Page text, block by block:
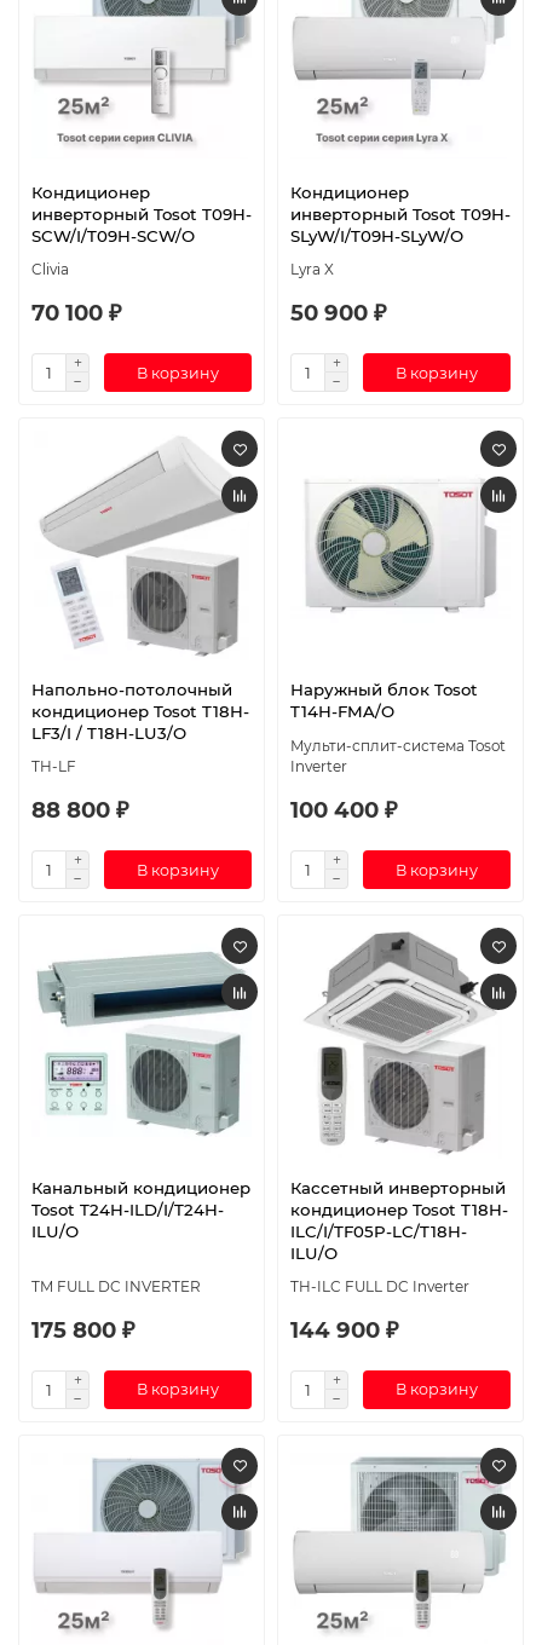
Кондиционер
инверторный Tosot T09H-
SCW/I/T09H-SCW/O
Clivia
70 100 ₽
В корзину
Кондиционер
инверторный Tosot T09H-
SLyW/I/T09H-SLyW/O
Lyra X
50 900 ₽
В корзину
Напольно-потолочный
кондиционер Tosot T18H-
LF3/I / T18H-LU3/O
TH-LF
88 800 ₽
В корзину
Наружный блок Tosot
T14H-FMA/O
Мульти-сплит-система Tosot
Inverter
100 400 ₽
В корзину
Канальный кондиционер
Tosot T24H-ILD/I/T24H-
ILU/O
TM FULL DC INVERTER
175 800 ₽
В корзину
Кассетный инверторный
кондиционер Tosot T18H-
ILC/I/TF05P-LC/T18H-
ILU/O
TH-ILC FULL DC Inverter
144 900 ₽
В корзину